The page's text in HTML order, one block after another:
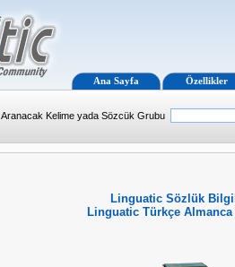
Ana Sayfa Özellikler
Aranacak Kelime yada Sözcük Grubu
Linguatic Sözlük
Linguatic Türkçe